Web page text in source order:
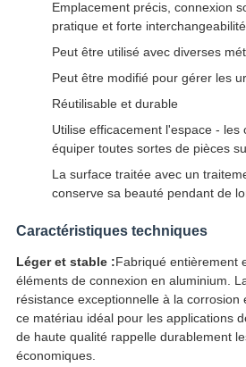
Emplacement précis, connexion
pratique et forte interchangeabilité
Peut être utilisé avec diverses
Peut être modifié pour gérer les
Réutilisable et durable
Utilise efficacement l'espace - les
équiper toutes sortes de pièces
La surface traitée avec un
conserve sa beauté pendant de
Caractéristiques techniques
Léger et stable :Fabriqué entièrement
éléments de connexion en aluminium.
résistance exceptionnelle à la corrosion
ce matériau idéal pour les applications
de haute qualité rappelle durablement
économiques.